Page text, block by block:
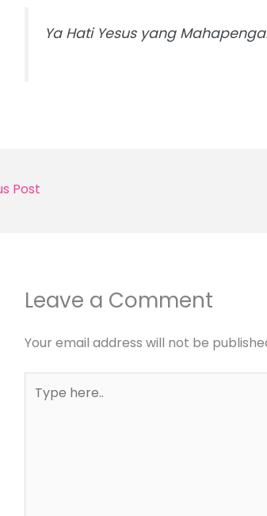
Ya Hati Yesus yang
Post
Leave a Comment
Your email address will not be
here..